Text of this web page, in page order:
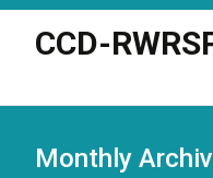
CCD-
Monthly